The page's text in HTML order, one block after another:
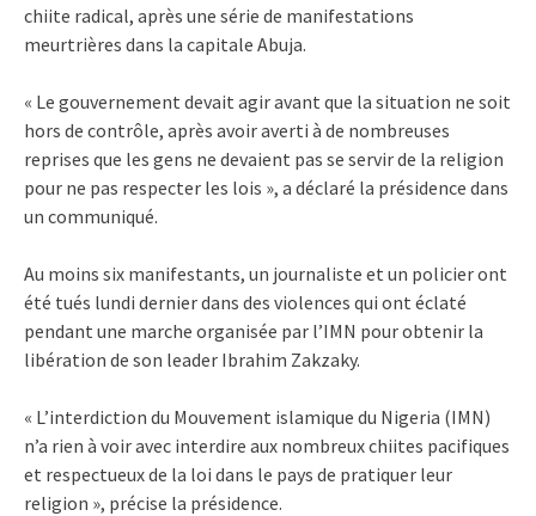
chiite radical, après une série de manifestations
meurtrières dans la capitale Abuja.
« Le gouvernement devait agir avant que la situation ne soit
hors de contrôle, après avoir averti à de nombreuses
reprises que les gens ne devaient pas se servir de la religion
pour ne pas respecter les lois », a déclaré la présidence dans
un communiqué.
Au moins six manifestants, un journaliste et un policier ont
été tués lundi dernier dans des violences qui ont éclaté
pendant une marche organisée par l’IMN pour obtenir la
libération de son leader Ibrahim Zakzaky.
« L’interdiction du Mouvement islamique du Nigeria (IMN)
n’a rien à voir avec interdire aux nombreux chiites pacifiques
et respectueux de la loi dans le pays de pratiquer leur
religion », précise la présidence.